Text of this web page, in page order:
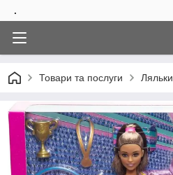
.
Товари та послуги Ляльки